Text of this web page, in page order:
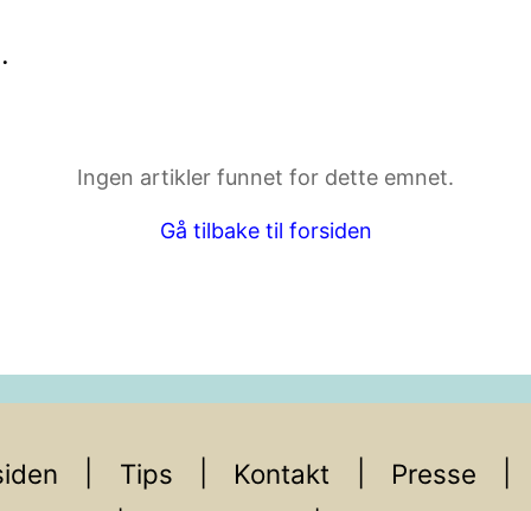
i neste steg.
.
Ingen artikler funnet for dette emnet.
Gå tilbake til forsiden
Tips Kontakt Presse